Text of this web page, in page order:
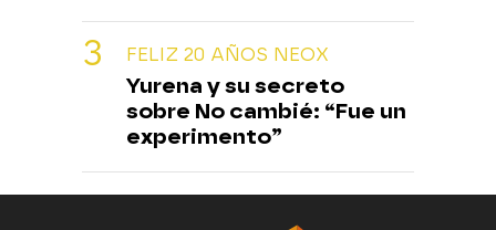
FELIZ 20 AÑOS NEOX
Yurena y su secreto
sobre No cambié: “Fue un
experimento”